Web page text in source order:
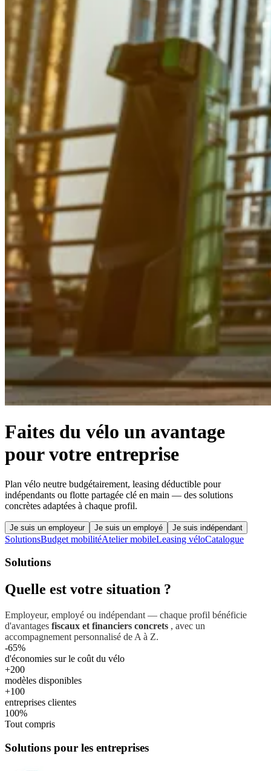
Faites du vélo un avantage
pour votre entreprise
Plan vélo neutre budgétairement, leasing déductible pour
indépendants ou flotte partagée clé en main — des solutions
concrètes adaptées à chaque profil.
Je suis un employeur Je suis un employé Je suis indépendant
SolutionsBudget mobilitéAtelier mobileLeasing véloCatalogue
Solutions
Quelle est votre situation ?
Employeur, employé ou indépendant — chaque profil bénéficie
d'avantages fiscaux et financiers concrets , avec un
accompagnement personnalisé de A à Z.
-65%
d'économies sur le coût du vélo
+200
modèles disponibles
+100
entreprises clientes
100%
Tout compris
Solutions pour les entreprises